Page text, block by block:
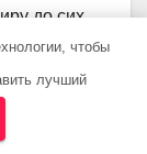
до сих
чтобы
лучший